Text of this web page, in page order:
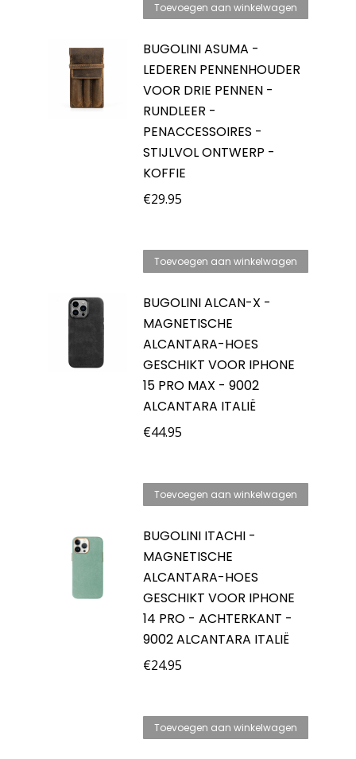
Toevoegen aan winkelwagen
BUGOLINI ASUMA -
LEDEREN PENNENHOUDER
VOOR DRIE PENNEN -
RUNDLEER -
PENACCESSOIRES -
STIJLVOL ONTWERP -
KOFFIE
€29.95
Toevoegen aan winkelwagen
BUGOLINI ALCAN-X -
MAGNETISCHE
ALCANTARA-HOES
GESCHIKT VOOR IPHONE
15 PRO MAX - 9002
ALCANTARA ITALIË
€44.95
Toevoegen aan winkelwagen
BUGOLINI ITACHI -
MAGNETISCHE
ALCANTARA-HOES
GESCHIKT VOOR IPHONE
14 PRO - ACHTERKANT -
9002 ALCANTARA ITALIË
€24.95
Toevoegen aan winkelwagen